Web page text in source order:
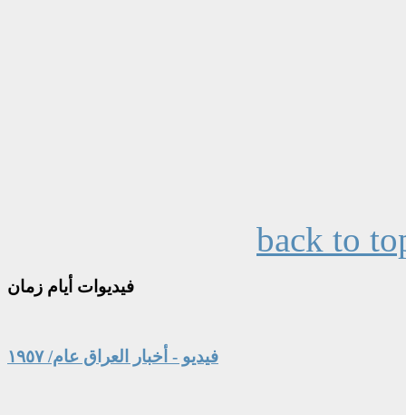
back to
فيديوات أيام زمان
فيديو - أخبار العراق عام/ ١٩٥٧